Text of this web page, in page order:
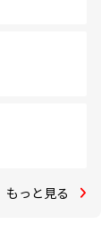
もっと見る